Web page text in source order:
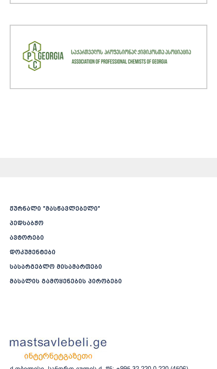
ჟურნალი ”მასწავლებელი”
პედსაბჭო
ავტორები
დოკუმენტები
სასარგებლო მისამართები
მასალის გამოყენების პირობები